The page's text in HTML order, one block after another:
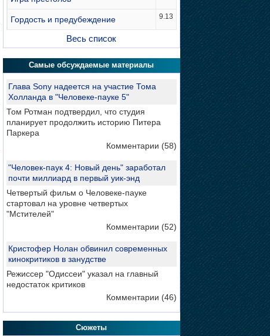
Гордость и предубеждение 9.13
Весь список
Самые обсуждаемые материалы
Глава Sony надеется на участие Тома
Холланда в "Человеке-пауке 5"
Том Ротман подтвердил, что студия
планирует продолжить историю Питера
Паркера
Комментарии (58)
"Человек-паук 4: Новый день" заработал
почти миллиард в первый уик-энд
Четвертый фильм о Человеке-пауке
стартовал на уровне четвертых
"Мстителей"
Комментарии (52)
Кристофер Нолан обвинил современных
кинокритиков в занудстве
Режиссер "Одиссеи" указал на главный
недостаток критиков
Комментарии (46)
Сюжеты